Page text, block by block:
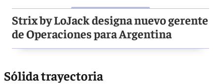
Strix by LoJack designa nuevo gerente
de Operaciones para Argentina
Sólida trayectoria